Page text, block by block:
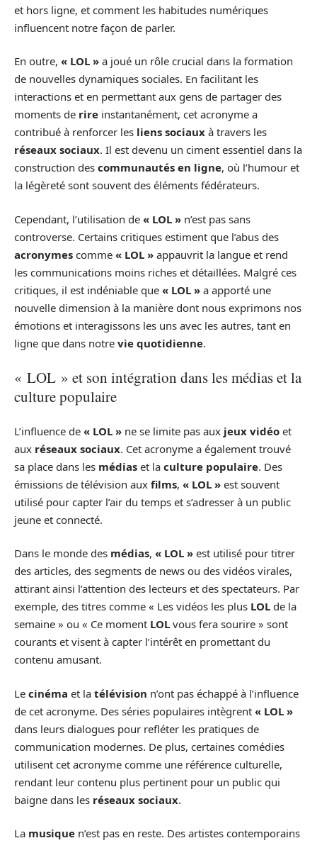
et hors ligne, et comment les habitudes numériques
influencent notre façon de parler.
En outre, « LOL » a joué un rôle crucial dans la formation
de nouvelles dynamiques sociales. En facilitant les
interactions et en permettant aux gens de partager des
moments de rire instantanément, cet acronyme a
contribué à renforcer les liens sociaux à travers les
réseaux sociaux. Il est devenu un ciment essentiel dans la
construction des communautés en ligne, où l’humour et
la légèreté sont souvent des éléments fédérateurs.
Cependant, l’utilisation de « LOL » n’est pas sans
controverse. Certains critiques estiment que l’abus des
acronymes comme « LOL » appauvrit la langue et rend
les communications moins riches et détaillées. Malgré ces
critiques, il est indéniable que « LOL » a apporté une
nouvelle dimension à la manière dont nous exprimons nos
émotions et interagissons les uns avec les autres, tant en
ligne que dans notre vie quotidienne.
« LOL » et son intégration dans les médias et la
culture populaire
L’influence de « LOL » ne se limite pas aux jeux vidéo et
aux réseaux sociaux. Cet acronyme a également trouvé
sa place dans les médias et la culture populaire. Des
émissions de télévision aux films, « LOL » est souvent
utilisé pour capter l’air du temps et s’adresser à un public
jeune et connecté.
Dans le monde des médias, « LOL » est utilisé pour titrer
des articles, des segments de news ou des vidéos virales,
attirant ainsi l’attention des lecteurs et des spectateurs. Par
exemple, des titres comme « Les vidéos les plus LOL de la
semaine » ou « Ce moment LOL vous fera sourire » sont
courants et visent à capter l’intérêt en promettant du
contenu amusant.
Le cinéma et la télévision n’ont pas échappé à l’influence
de cet acronyme. Des séries populaires intègrent « LOL »
dans leurs dialogues pour refléter les pratiques de
communication modernes. De plus, certaines comédies
utilisent cet acronyme comme une référence culturelle,
rendant leur contenu plus pertinent pour un public qui
baigne dans les réseaux sociaux.
La musique n’est pas en reste. Des artistes contemporains